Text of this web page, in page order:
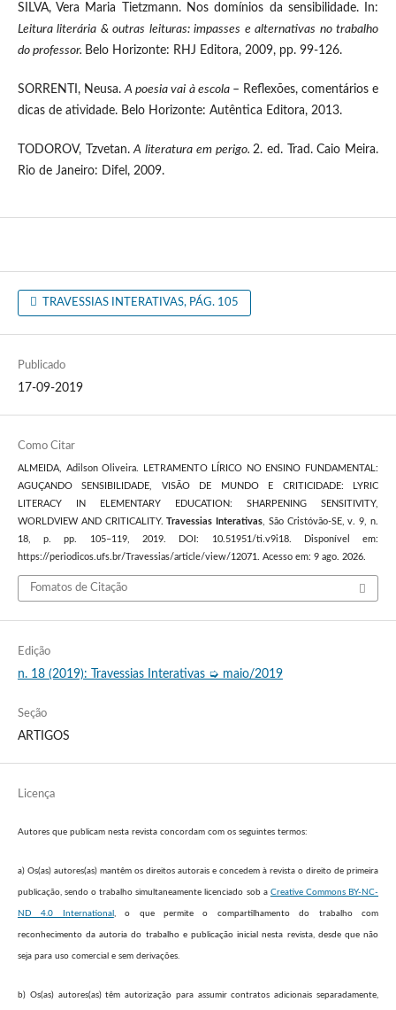
SILVA, Vera Maria Tietzmann. Nos domínios da sensibilidade. In:
Leitura literária & outras leituras: impasses e alternativas no trabalho
do professor. Belo Horizonte: RHJ Editora, 2009, pp. 99-126.
SORRENTI, Neusa.A poesia vai à escola – Reflexões, comentários e
dicas de atividade. Belo Horizonte: Autêntica Editora, 2013.
TODOROV, Tzvetan.A literatura em perigo.2. ed. Trad. Caio Meira.
Rio de Janeiro: Difel, 2009.
TRAVESSIAS INTERATIVAS, PÁG. 105
Publicado
17-09-2019
Como Citar
ALMEIDA, Adilson Oliveira. LETRAMENTO LÍRICO NO ENSINO FUNDAMENTAL:
AGUÇANDO SENSIBILIDADE, VISÃO DE MUNDO E CRITICIDADE: LYRIC
LITERACY IN ELEMENTARY EDUCATION: SHARPENING SENSITIVITY,
WORLDVIEW AND CRITICALITY.
Travessias Interativas , São Cristóvão-SE, v. 9, n.
18, p. pp. 105–119, 2019. DOI: 10.51951/ti.v9i18. Disponível em:
https://periodicos.ufs.br/Travessias/article/view/12071. Acesso em: 9 ago. 2026.
Fomatos de Citação
Edição
n. 18 (2019): Travessias Interativas ➭ maio/2019
Seção
ARTIGOS
Licença
Autores que publicam nesta revista concordam com os seguintes termos:
a) Os(as) autores(as) mantêm os direitos autorais e concedem à revista o direito de primeira
publicação, sendo o trabalho simultaneamente licenciado sob a Creative Commons BY-NC-
ND 4.0 International , o que permite o compartilhamento do trabalho com
reconhecimento da autoria do trabalho e publicação inicial nesta revista, desde que não
seja para uso comercial e sem derivações.
b) Os(as) autores(as) têm autorização para assumir contratos adicionais separadamente,